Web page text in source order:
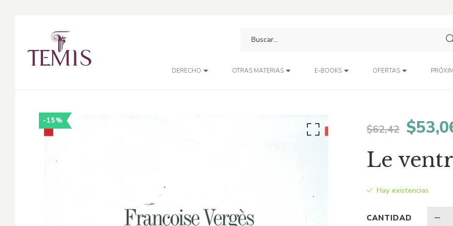
DERECHO OTRAS MATERIAS E-BOOKS OFERTAS
-15%
$62,42 El
precio
$
Le
Hay existencias
CANTIDAD